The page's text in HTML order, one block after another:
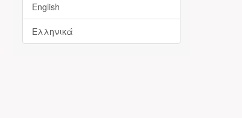
English
Ελληνικά